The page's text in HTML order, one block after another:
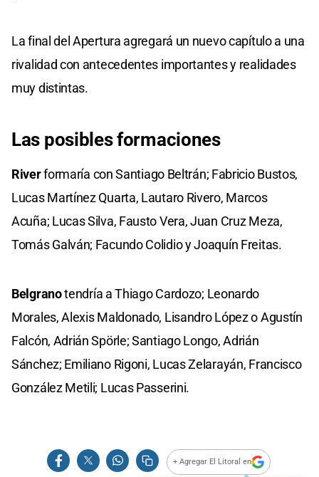
La final del Apertura agregará un nuevo capítulo a una
rivalidad con antecedentes importantes y realidades
muy distintas.
Las posibles formaciones
Riverformaría con Santiago Beltrán; Fabricio Bustos,
Lucas Martínez Quarta, Lautaro Rivero, Marcos
Acuña; Lucas Silva, Fausto Vera, Juan Cruz Meza,
Tomás Galván; Facundo Colidio y Joaquín Freitas.
Belgranotendría a Thiago Cardozo; Leonardo
Morales, Alexis Maldonado, Lisandro López o Agustín
Falcón, Adrián Spörle; Santiago Longo, Adrián
Sánchez; Emiliano Rigoni, Lucas Zelarayán, Francisco
González Metili; Lucas Passerini.
+ Agregar El Litoral en